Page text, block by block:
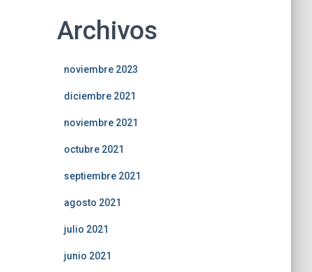
Archivos
noviembre 2023
diciembre 2021
noviembre 2021
octubre 2021
septiembre 2021
agosto 2021
julio 2021
junio 2021